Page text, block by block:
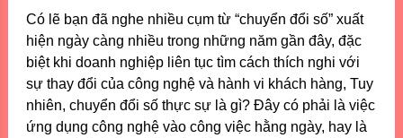
Có lẽ bạn đã nghe nhiều cụm từ “chuyển đổi số” xuất
hiện ngày càng nhiều trong những năm gần đây, đặc
biệt khi doanh nghiệp liên tục tìm cách thích nghi với
sự thay đổi của công nghệ và hành vi khách hàng, Tuy
nhiên, chuyển đổi số thực sự là gì? Đây có phải là việc
ứng dụng công nghệ vào công việc hằng ngày, hay là